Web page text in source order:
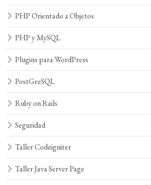
PHP Orientado a Objetos
PHP y MySQL
Plugins para WordPress
PostGreSQL
Ruby on Rails
Seguridad
Taller Codeigniter
Taller Java Server Page